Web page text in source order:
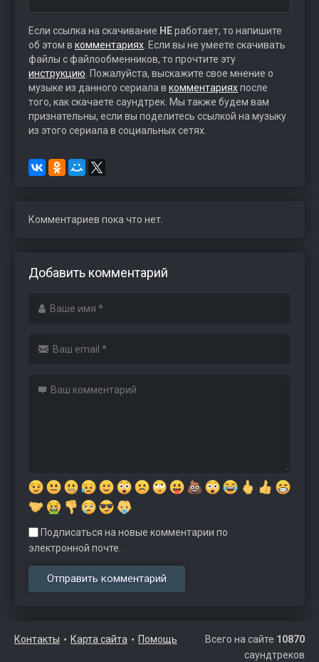
Если ссылка на скачивание НЕработает, то напишите
об этом в комментариях . Если вы не умеете скачивать
файлы с файлообменников, то прочтите эту
инструкцию . Пожалуйста, выскажите свое мнение о
музыке из данного сериала в комментарияхпосле
того, как скачаете саундтрек. Мы также будем вам
признательны, если вы поделитесь ссылкой на музыку
из этого сериала в социальных сетях.
Комментариев пока что нет.
Добавить комментарий
Подписаться на новые комментарии по
электронной почте.
Контакты Карта сайта Помощь Всего на сайте 10870
саундтреков